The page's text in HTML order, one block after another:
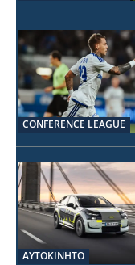
CONFERENCE LEAGUE
ΑΥΤΟΚΙΝΗΤΟ